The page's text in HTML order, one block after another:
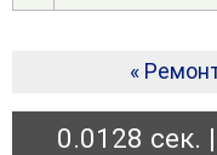
«
0.0128 сек.